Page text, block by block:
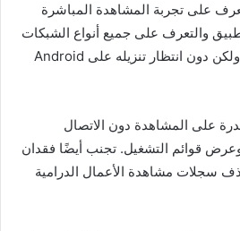
على تجربة المشاهدة المباشرة
والتعرف على جميع أنواع الشبكات
وتشغيلها السريع والسلس. ولكن دون انتظار تنزيله على Android
على المشاهدة دون الاتصال
قوائم التشغيل. تجنب أيضًا فقدان
سجلات مشاهدة الأعمال الدرامية